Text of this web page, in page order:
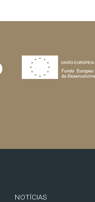
NOTÍCIAS